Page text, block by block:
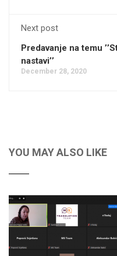
Next post
Predavanje na temu
nastavi’’
December 28, 2020
YOU MAY ALSO LIKE